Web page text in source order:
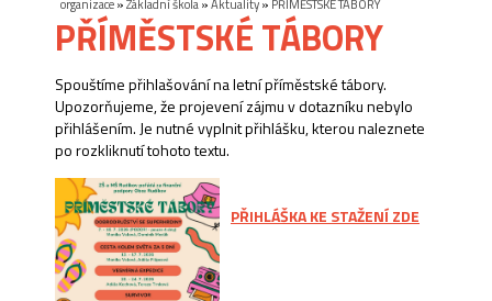
PŘÍMĚSTSKÉ TÁBORY
Spouštíme přihlašování na letní příměstské tábory.
Upozorňujeme, že projevení zájmu v dotazníku nebylo
přihlášením. Je nutné vyplnit přihlášku, kterou naleznete
po rozkliknutí tohoto textu.
PŘIHLÁŠKA KE STAŽENÍ ZDE